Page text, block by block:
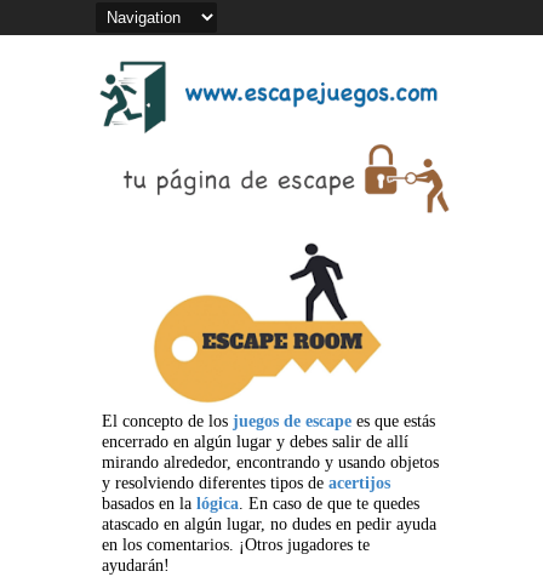
El concepto de los juegos de escape es que estás
encerrado en algún lugar y debes salir de allí
mirando alrededor, encontrando y usando objetos
y resolviendo diferentes tipos de acertijos
basados en la lógica. En caso de que te quedes
atascado en algún lugar, no dudes en pedir ayuda
en los comentarios. ¡Otros jugadores te
ayudarán!